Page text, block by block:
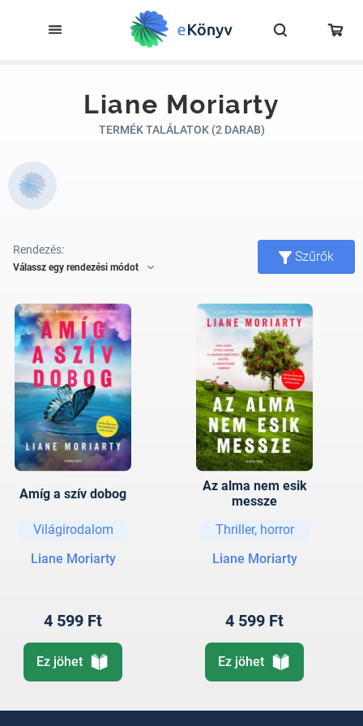
Liane Moriarty
TERMÉK TALÁLATOK (2 DARAB)
Rendezés:
Válassz egy rendezési módot
Szűrők
Amíg a szív dobog
Világirodalom
Liane Moriarty
4 599 Ft
Ez jöhet
Az alma nem esik
messze
Thriller, horror
Liane Moriarty
4 599 Ft
Ez jöhet